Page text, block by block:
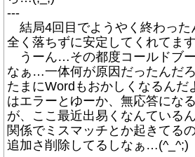
---
結局4回目でようやく終わっ
全く落ちずに安定してくれてます
うーん…その都度コールドブ
なぁ…一体何が原因だったんだろ
たまにWordもおかしくなるん
はエラーとゆーか、無応答にな
が、ここ最近出易くなんている
関係でミスマッチとか起きてる
追加さ削除してるしなぁ…(^_^;)